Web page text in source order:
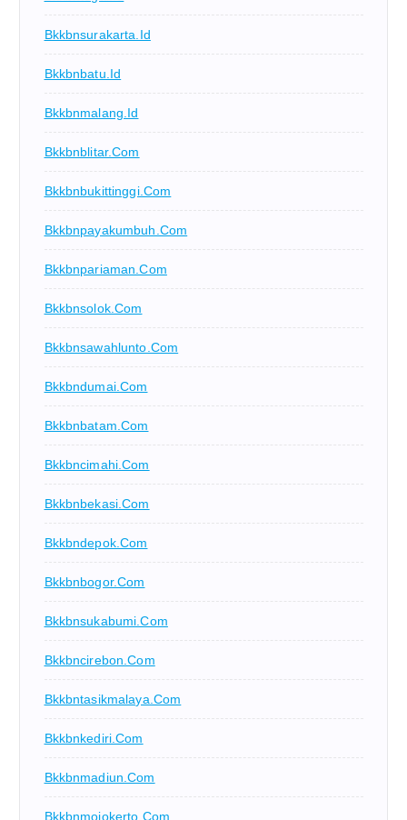
Bkkbnsurakarta.id
Bkkbnbatu.id
Bkkbnmalang.id
Bkkbnblitar.com
Bkkbnbukittinggi.com
Bkkbnpayakumbuh.com
Bkkbnpariaman.com
Bkkbnsolok.com
Bkkbnsawahlunto.com
Bkkbndumai.com
Bkkbnbatam.com
Bkkbncimahi.com
Bkkbnbekasi.com
Bkkbndepok.com
Bkkbnbogor.com
Bkkbnsukabumi.com
Bkkbncirebon.com
Bkkbntasikmalaya.com
Bkkbnkediri.com
Bkkbnmadiun.com
Bkkbnmojokerto.com